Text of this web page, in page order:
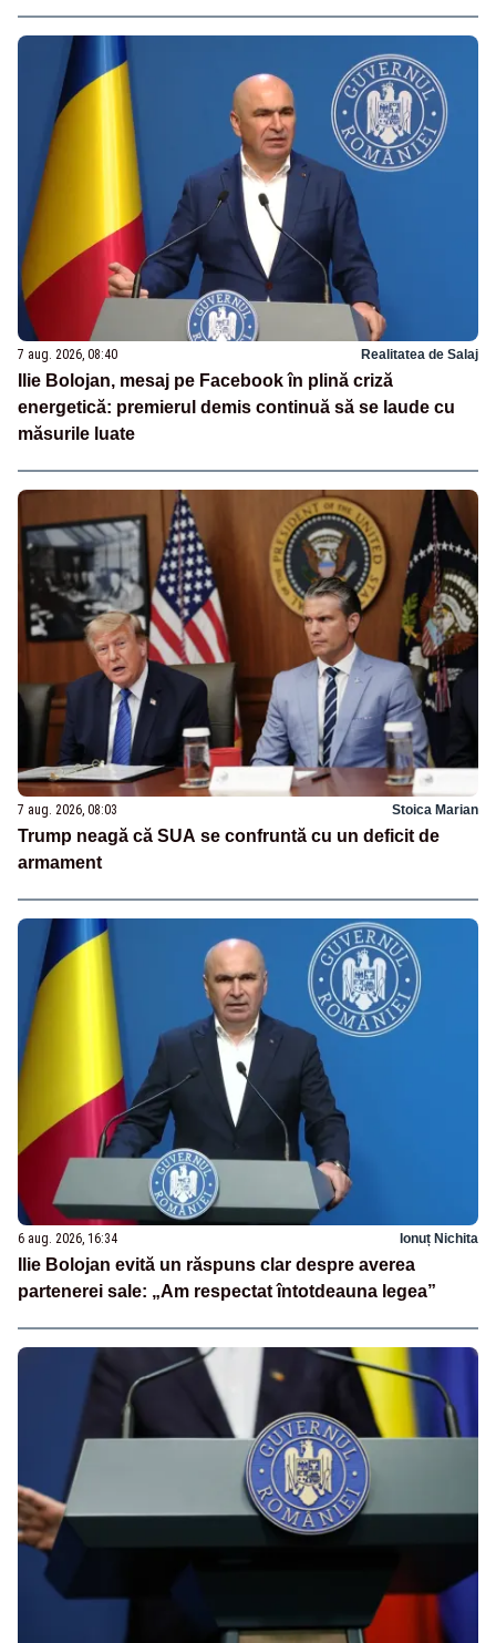
7 aug. 2026, 08:40 Realitatea de Salaj
Ilie Bolojan, mesaj pe Facebook în plină criză
energetică: premierul demis continuă să se laude cu
măsurile luate
7 aug. 2026, 08:03 Stoica Marian
Trump neagă că SUA se confruntă cu un deficit de
armament
6 aug. 2026, 16:34 Ionuț Nichita
Ilie Bolojan evită un răspuns clar despre averea
partenerei sale: „Am respectat întotdeauna legea”